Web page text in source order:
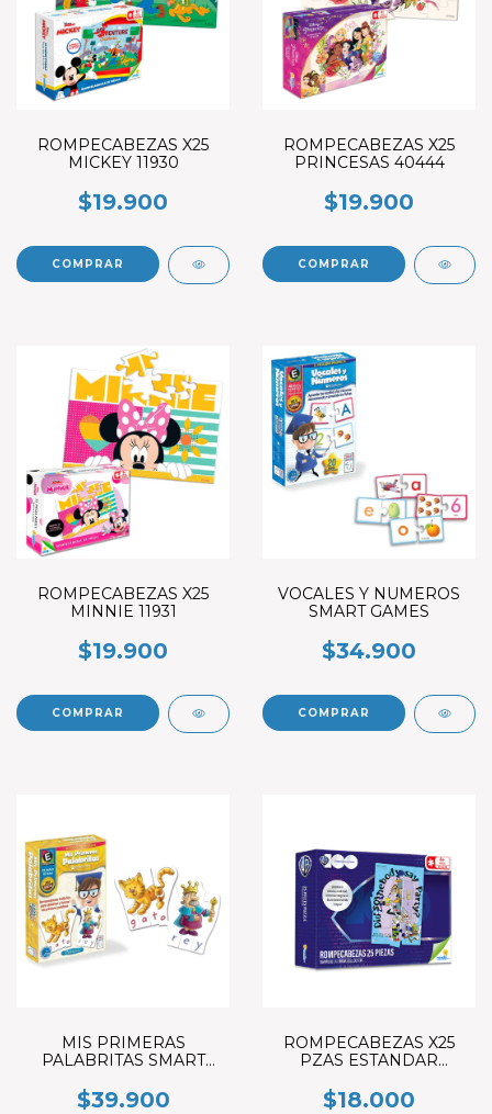
ROMPECABEZAS X25
MICKEY 11930
$19.900
ROMPECABEZAS X25
PRINCESAS 40444
$19.900
ROMPECABEZAS X25
MINNIE 11931
$19.900
VOCALES Y NUMEROS
SMART GAMES
$34.900
MIS PRIMERAS
PALABRITAS SMART
$39.900
ROMPECABEZAS X25
PZAS ESTANDAR
$18.000